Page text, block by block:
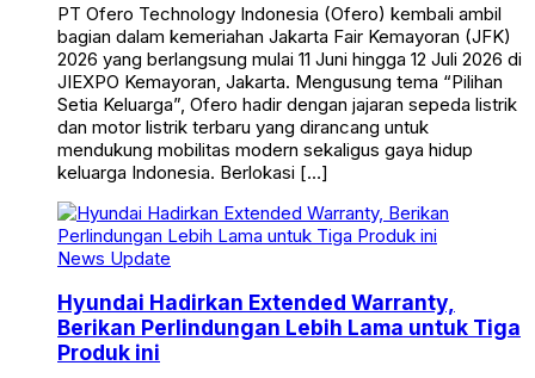
PT Ofero Technology Indonesia (Ofero) kembali ambil
bagian dalam kemeriahan Jakarta Fair Kemayoran (JFK)
2026 yang berlangsung mulai 11 Juni hingga 12 Juli 2026 di
JIEXPO Kemayoran, Jakarta. Mengusung tema “Pilihan
Setia Keluarga”, Ofero hadir dengan jajaran sepeda listrik
dan motor listrik terbaru yang dirancang untuk
mendukung mobilitas modern sekaligus gaya hidup
keluarga Indonesia. Berlokasi […]
News Update
Hyundai Hadirkan Extended Warranty,
Berikan Perlindungan Lebih Lama untuk Tiga
Produk ini